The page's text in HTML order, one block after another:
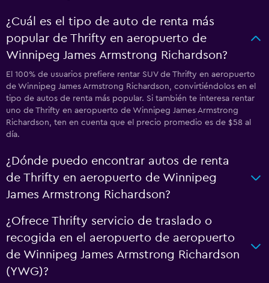
¿Cuál es el tipo de auto de renta más
popular de Thrifty en aeropuerto de
Winnipeg James Armstrong Richardson?
El 100% de usuarios prefiere rentar SUV de Thrifty en aeropuerto
de Winnipeg James Armstrong Richardson, convirtiéndolos en el
tipo de autos de renta más popular. Si también te interesa rentar
uno de Thrifty en aeropuerto de Winnipeg James Armstrong
Richardson, ten en cuenta que el precio promedio es de $58 al
día.
¿Dónde puedo encontrar autos de renta
de Thrifty en aeropuerto de Winnipeg
James Armstrong Richardson?
¿Ofrece Thrifty servicio de traslado o
recogida en el aeropuerto de aeropuerto
de Winnipeg James Armstrong Richardson
(YWG)?